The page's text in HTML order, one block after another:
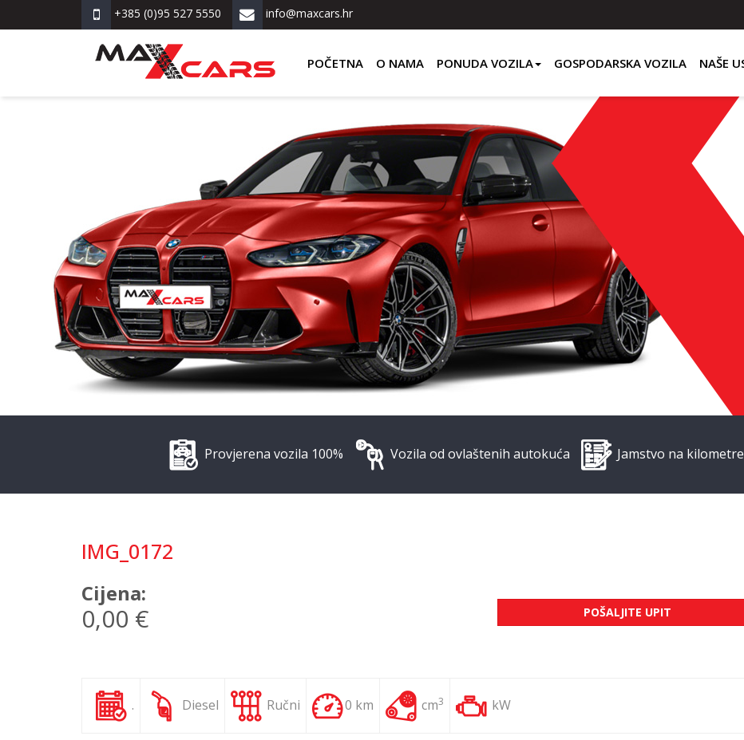
+385 (0)95 527 5550 info@maxcars.hr
POČETNA O NAMA PONUDA VOZILA GOSPODARSKA VOZILA NAŠE
Provjerena vozila 100% Vozila od ovlaštenih autokuća Jamstvo na kilometre
IMG_0172
Cijena:
0,00 € POŠALJITE UPIT
. Diesel Ručni 0 km cm3 kW